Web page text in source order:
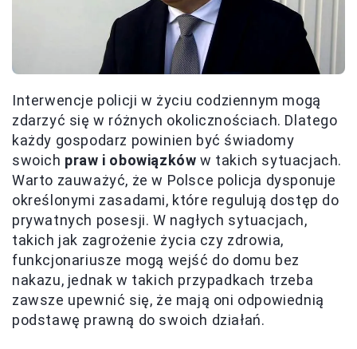
Interwencje policji w życiu codziennym mogą
zdarzyć się w różnych okolicznościach. Dlatego
każdy gospodarz powinien być świadomy
swoich praw i obowiązków w takich sytuacjach.
Warto zauważyć, że w Polsce policja dysponuje
określonymi zasadami, które regulują dostęp do
prywatnych posesji. W nagłych sytuacjach,
takich jak zagrożenie życia czy zdrowia,
funkcjonariusze mogą wejść do domu bez
nakazu, jednak w takich przypadkach trzeba
zawsze upewnić się, że mają oni odpowiednią
podstawę prawną do swoich działań.